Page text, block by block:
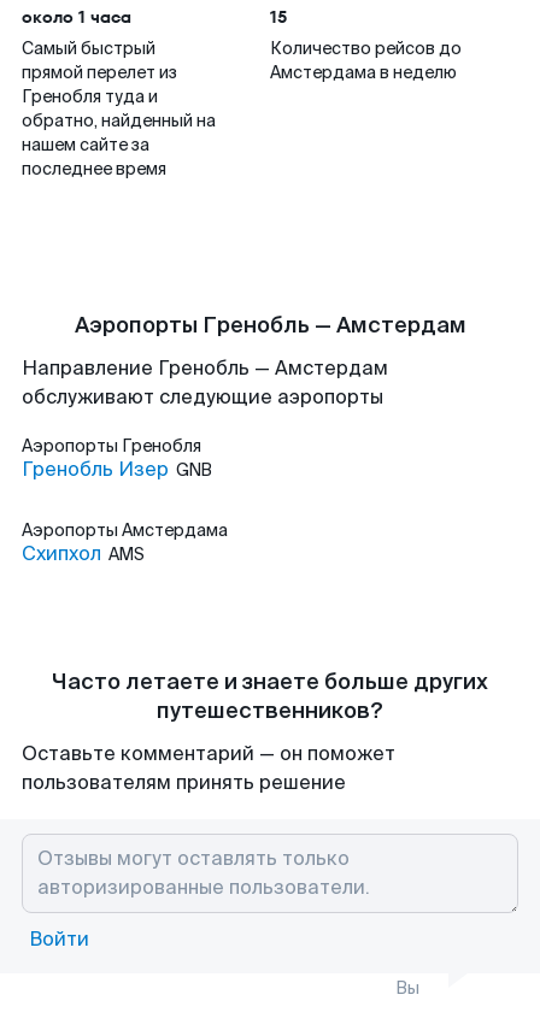
около 1 часа
Самый быстрый
прямой перелет из
Гренобля туда и
обратно, найденный на
нашем сайте за
последнее время
15
Количество рейсов до
Амстердама в неделю
Аэропорты Гренобль — Амстердам
Направление Гренобль — Амстердам
обслуживают следующие аэропорты
Аэропорты Гренобля
Гренобль Изер GNB
Аэропорты Амстердама
Схипхол AMS
Часто летаете и знаете больше других
путешественников?
Оставьте комментарий — он поможет
пользователям принять решение
Войти
Вы